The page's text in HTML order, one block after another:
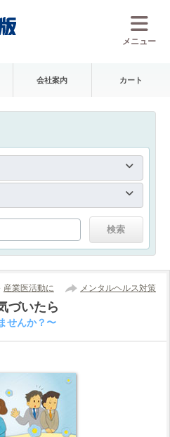
メニュー
会社案内 カート
産業医活動に メンタルヘルス対策
づいたら
せんか？〜